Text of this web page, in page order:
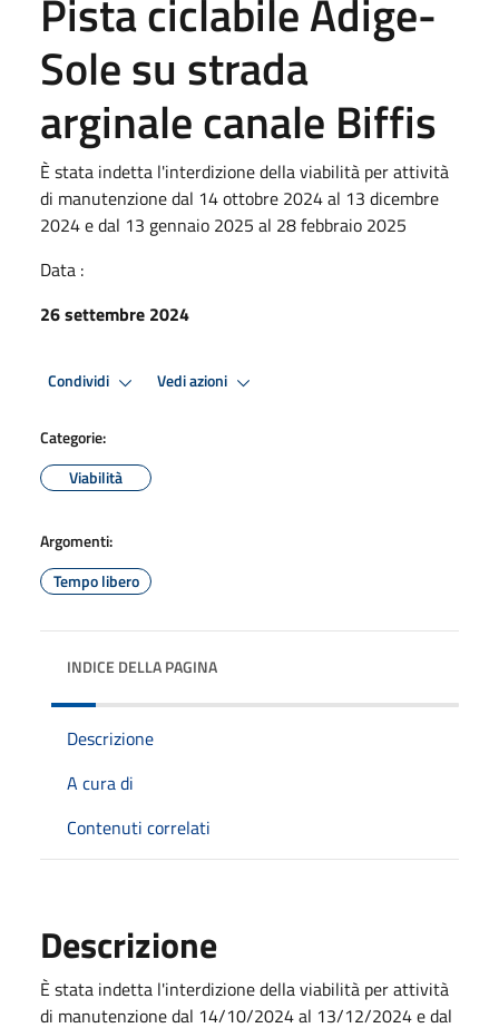
Pista ciclabile Adige-
Sole su strada
arginale canale Biffis
È stata indetta l'interdizione della viabilità per attività
di manutenzione dal 14 ottobre 2024 al 13 dicembre
2024 e dal 13 gennaio 2025 al 28 febbraio 2025
Data :
26 settembre 2024
Condividi Vedi azioni
Categorie:
Viabilità
Argomenti:
Tempo libero
INDICE DELLA PAGINA
Descrizione
A cura di
Contenuti correlati
Descrizione
È stata indetta l'interdizione della viabilità per attività
di manutenzione dal 14/10/2024 al 13/12/2024 e dal